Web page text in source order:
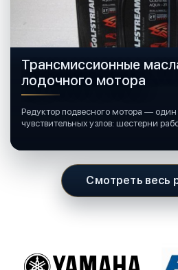
Трансмиссионные
лодочного мотора
Редуктор подвесного мотора —
чувствительных узлов: шестерни
Смотреть весь